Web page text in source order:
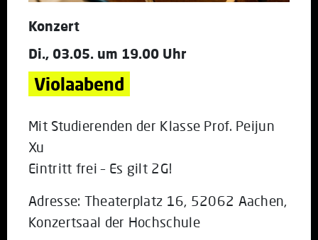
Konzert
Di., 03.05. um 19.00 Uhr
Violaabend
Mit Studierenden der Klasse Prof. Peijun
Xu
Eintritt frei – Es gilt 2G!
Adresse: Theaterplatz 16, 52062 Aachen,
Konzertsaal der Hochschule